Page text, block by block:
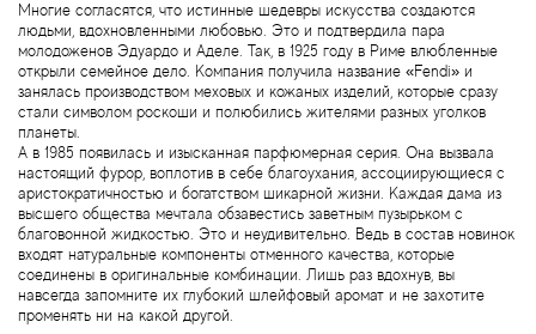
Многие согласятся, что истинные шедевры искусства создаются
людьми, вдохновленными любовью. Это и подтвердила пара
молодоженов Эдуардо и Аделе. Так, в 1925 году в Риме влюбленные
открыли семейное дело. Компания получила название «Fendi» и
занялась производством меховых и кожаных изделий, которые сразу
стали символом роскоши и полюбились жителями разных уголков
планеты.
А в 1985 появилась и изысканная парфюмерная серия. Она вызвала
настоящий фурор, воплотив в себе благоухания, ассоциирующиеся с
аристократичностью и богатством шикарной жизни. Каждая дама из
высшего общества мечтала обзавестись заветным пузырьком с
благовонной жидкостью. Это и неудивительно. Ведь в состав новинок
входят натуральные компоненты отменного качества, которые
соединены в оригинальные комбинации. Лишь раз вдохнув, вы
навсегда запомните их глубокий шлейфовый аромат и не захотите
променять ни на какой другой.
Bond No.9
Bottega Profumiera
Bottega Veneta
Boucheron
Brecourt
Brioni